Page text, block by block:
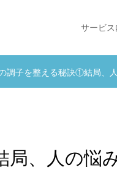
サービ
調子を整える秘訣①結局、
、人の悩